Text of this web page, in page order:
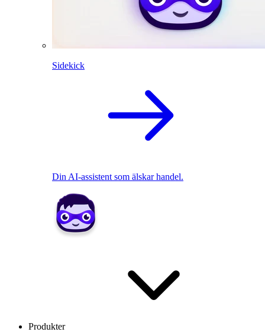
Sidekick
Din AI-assistent som älskar handel.
Produkter